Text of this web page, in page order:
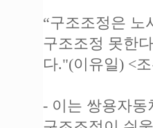
“구조조정은 노
구조조정 못한
다."(이유일) <
- 이는 쌍용자동